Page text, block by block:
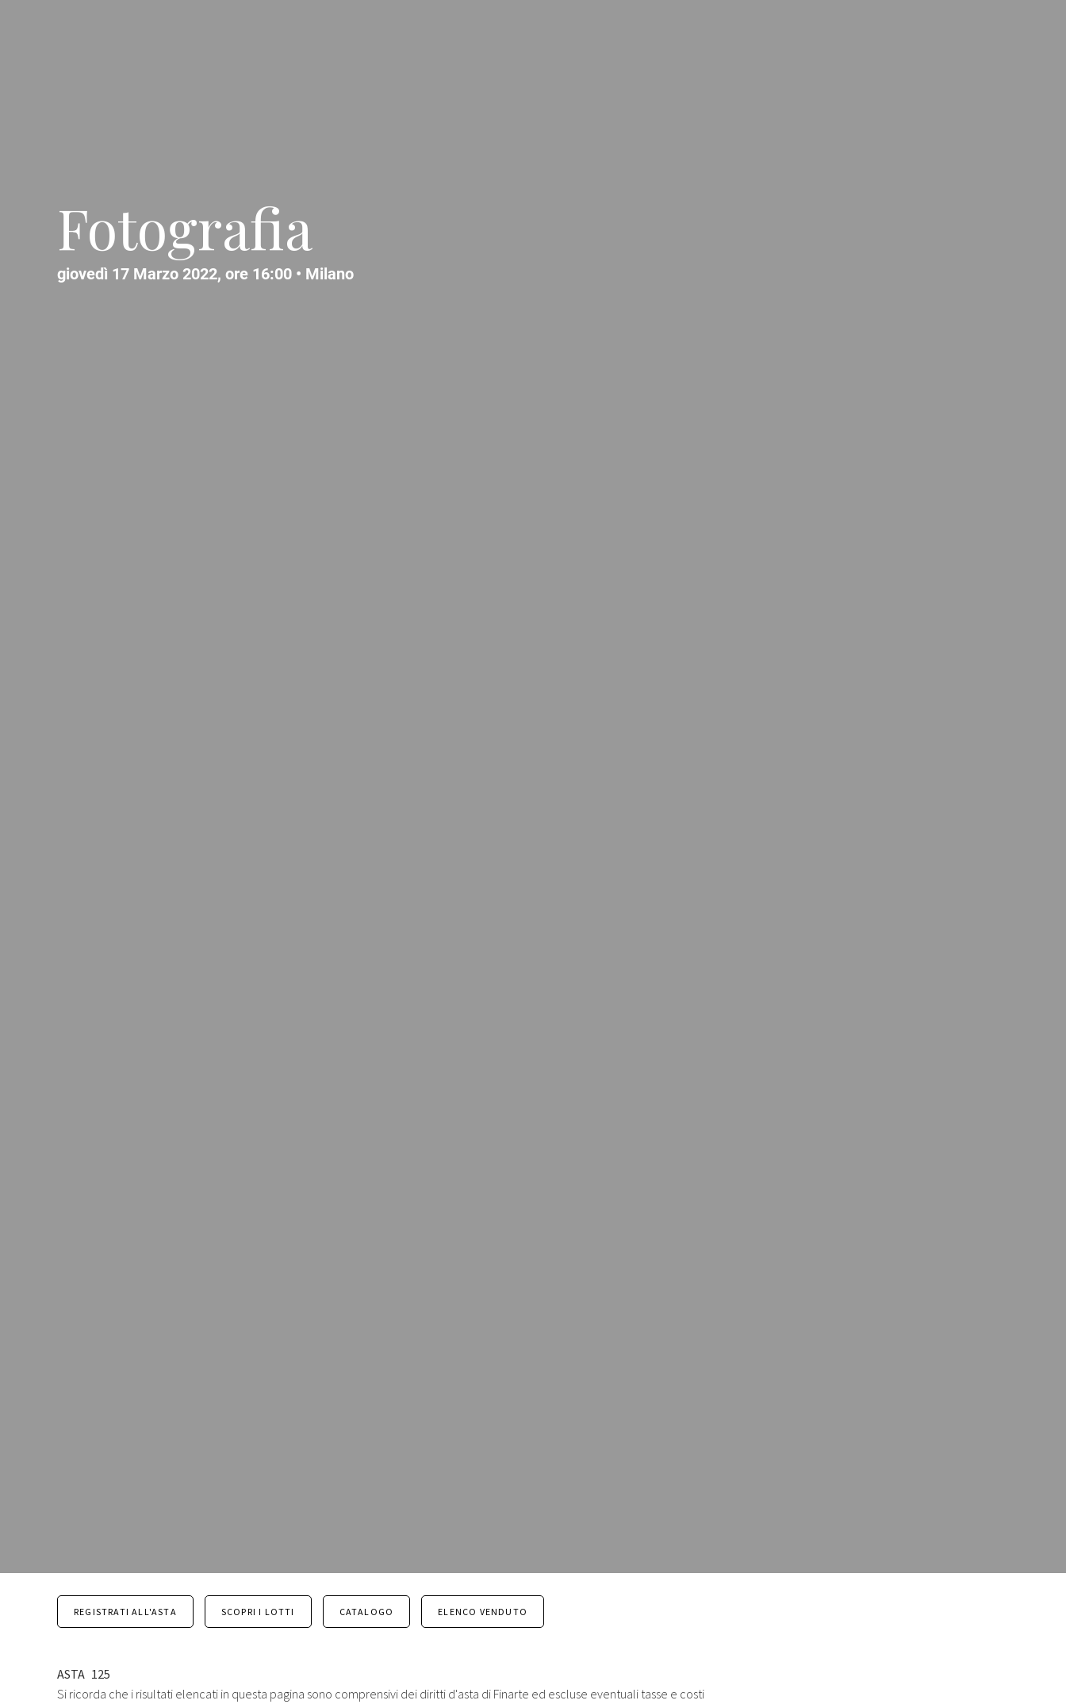
Fotografia
giovedì 17 Marzo 2022, ore 16:00 • Milano
REGISTRATI ALL'ASTA SCOPRI I LOTTI CATALOGO ELENCO VENDUTO
ASTA 125
Si ricorda che i risultati elencati in questa pagina sono comprensivi dei diritti d'asta di Finarte ed escluse eventuali tasse e costi